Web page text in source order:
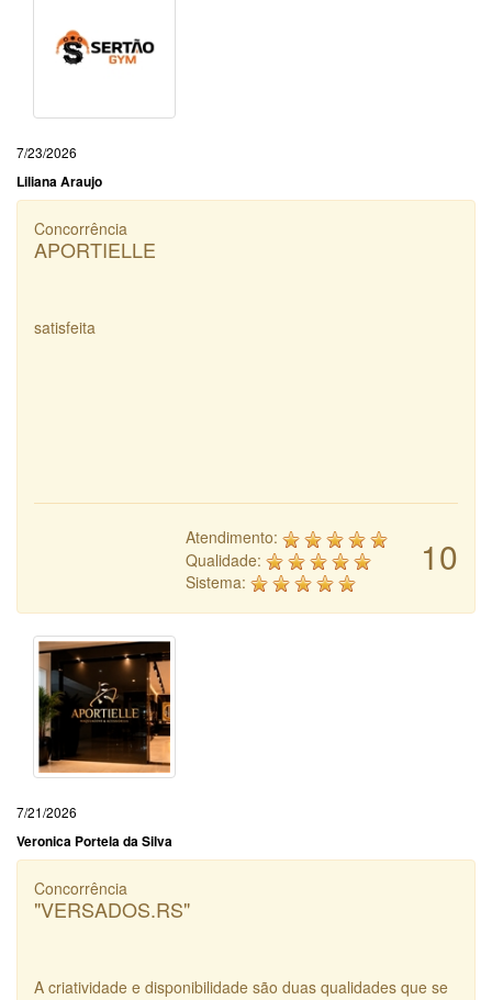
7/23/2026
Liliana Araujo
Concorrência
APORTIELLE
satisfeita
10
Atendimento:
Qualidade:
Sistema:
7/21/2026
Veronica Portela da Silva
Concorrência
"VERSADOS.RS"
A criatividade e disponibilidade são duas qualidades que se